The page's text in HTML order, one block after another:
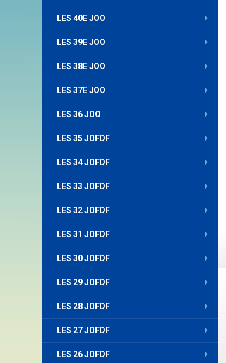
LES 40E JOO
LES 39E JOO
LES 38E JOO
LES 37E JOO
LES 36 JOO
LES 35 JOFDF
LES 34 JOFDF
LES 33 JOFDF
LES 32 JOFDF
LES 31 JOFDF
LES 30 JOFDF
LES 29 JOFDF
LES 28 JOFDF
LES 27 JOFDF
LES 26 JOFDF